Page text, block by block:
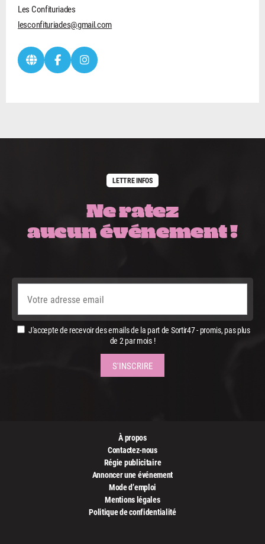
Les Confituriades
lesconfituriades@gmail.com
LETTRE INFOS
Ne ratez
aucun événement !
J'accepte de recevoir des emails de la part de Sortir47 - promis, pas plus
de 2 par mois !
À propos
Contactez-nous
Régie publicitaire
Annoncer une événement
Mode d’emploi
Mentions légales
Politique de confidentialité